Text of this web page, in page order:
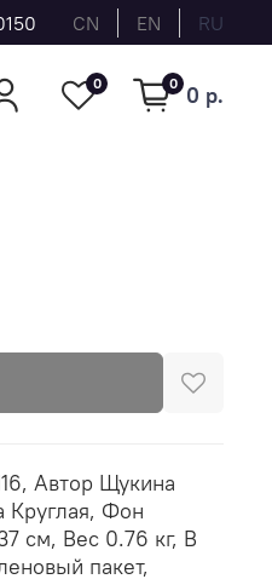
CN EN RU
0 0 0 р.
Автор Щукина
Круглая, Фон
см, Вес 0.76 кг, В
пакет,